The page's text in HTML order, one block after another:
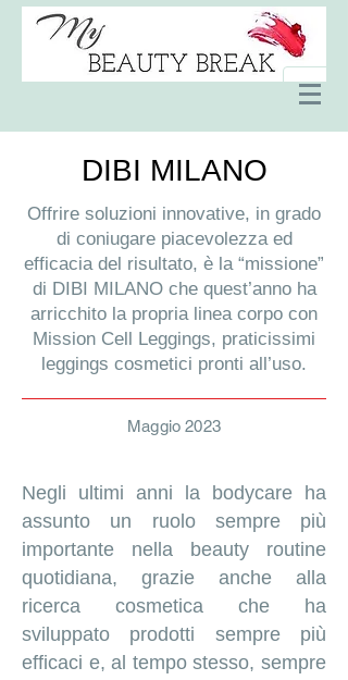
DIBI MILANO
Offrire soluzioni innovative, in grado
di coniugare piacevolezza ed
efficacia del risultato, è la “missione”
di DIBI MILANO che quest’anno ha
arricchito la propria linea corpo con
Mission Cell Leggings, praticissimi
leggings cosmetici pronti all’uso.
Maggio 2023
Negli ultimi anni la bodycare ha
assunto un ruolo sempre più
importante nella beauty routine
quotidiana, grazie anche alla
ricerca cosmetica che ha
sviluppato prodotti sempre più
efficaci e, al tempo stesso, sempre